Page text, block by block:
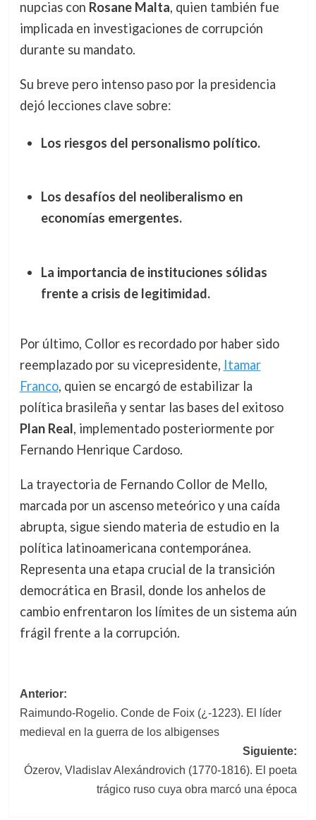
nupcias con Rosane Malta, quien también fue
implicada en investigaciones de corrupción
durante su mandato.
Su breve pero intenso paso por la presidencia
dejó lecciones clave sobre:
Los riesgos del personalismo político.
Los desafíos del neoliberalismo en
economías emergentes.
La importancia de instituciones sólidas
frente a crisis de legitimidad.
Por último, Collor es recordado por haber sido
reemplazado por su vicepresidente, Itamar
Franco, quien se encargó de estabilizar la
política brasileña y sentar las bases del exitoso
Plan Real, implementado posteriormente por
Fernando Henrique Cardoso.
La trayectoria de Fernando Collor de Mello,
marcada por un ascenso meteórico y una caída
abrupta, sigue siendo materia de estudio en la
política latinoamericana contemporánea.
Representa una etapa crucial de la transición
democrática en Brasil, donde los anhelos de
cambio enfrentaron los límites de un sistema aún
frágil frente a la corrupción.
Navegación
de
entradas
Anterior:
Raimundo-Rogelio. Conde de Foix (¿-1223). El líder
medieval en la guerra de los albigenses
Siguiente:
Ózerov, Vladislav Alexándrovich (1770-1816). El poeta
trágico ruso cuya obra marcó una época